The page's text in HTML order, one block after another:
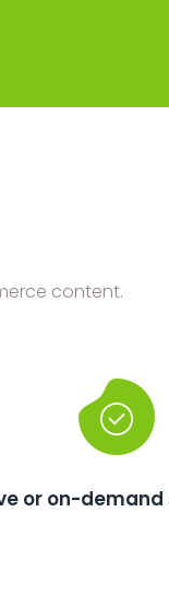
content.
or on-